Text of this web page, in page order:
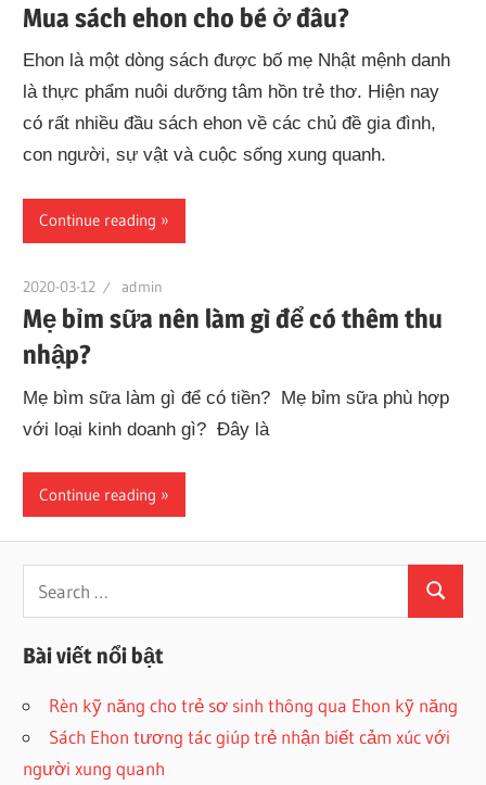
Mua sách ehon cho bé ở đâu?
Ehon là một dòng sách được bố mẹ Nhật mệnh danh
là thực phẩm nuôi dưỡng tâm hồn trẻ thơ. Hiện nay
có rất nhiều đầu sách ehon về các chủ đề gia đình,
con người, sự vật và cuộc sống xung quanh.
Continue reading
2020-03-12 admin
Mẹ bỉm sữa nên làm gì để có thêm thu
nhập?
Mẹ bìm sữa làm gì để có tiền? Mẹ bỉm sữa phù hợp
với loại kinh doanh gì? Đây là
Continue reading
Search
Bài viết nổi bật
Rèn kỹ năng cho trẻ sơ sinh thông qua Ehon kỹ năng
Sách Ehon tương tác giúp trẻ nhận biết cảm xúc với
người xung quanh